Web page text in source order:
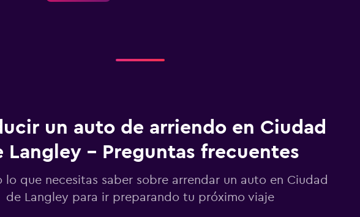
Ver precios
un auto de arriendo en Ciudad
Langley - Preguntas frecuentes
lo que necesitas saber sobre arrendar un auto en Ciudad
de Langley para ir preparando tu próximo viaje